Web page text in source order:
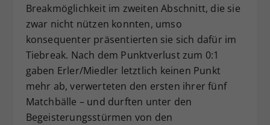
Breakmöglichkeit im zweiten Abschnitt, die sie
zwar nicht nützen konnten, umso
konsequenter präsentierten sie sich dafür im
Tiebreak. Nach dem Punktverlust zum 0:1
gaben Erler/Miedler letztlich keinen Punkt
mehr ab, verwerteten den ersten ihrer fünf
Matchbälle – und durften unter den
Begeisterungsstürmen von den